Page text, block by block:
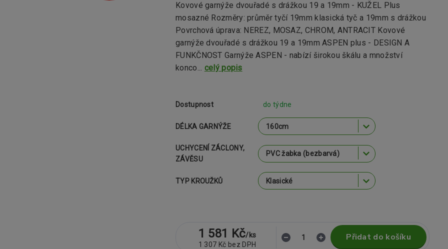
Kovové garnýže dvouřadé s drážkou 19 a 19mm - KUŽEL Plus
mosazné Rozměry: průměr tyčí 19mm klasická tyč a 19mm s drážkou
Povrchová úprava: NEREZ, MOSAZ, CHROM, ANTRACIT Kovové
garnýže dvouřadé s drážkou 19 a 19mm ASPEN plus - DESIGN A
FUNKČNOST Garnýže ASPEN - nabízí širokou škálu a množství
konco... celý popis
Dostupnost do týdne
DÉLKA GARNÝŽE
UCHYCENÍ ZÁCLONY,
ZÁVĚSU
TYP KROUŽKŮ
1 581 Kč/ks
1 307 Kč bez DPH
Přidat do košíku